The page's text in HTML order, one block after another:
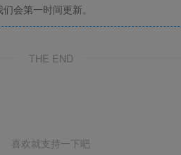
会第一时间更新。
THE END
喜欢就支持一下吧